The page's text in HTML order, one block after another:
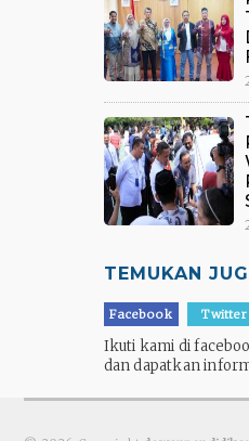
TEMUKAN
Facebook Twitter
Ikuti kami di
dan dapatkan